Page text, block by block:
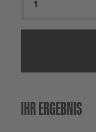
IHR ERGEBNIS